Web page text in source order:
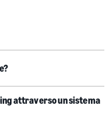
attraverso un sistema